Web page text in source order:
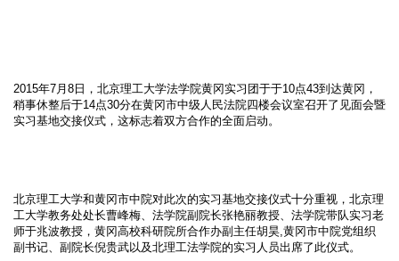
2015年7月8日，北京理工大学法学院黄冈实习团于于10点43到达黄冈，
稍事休整后于14点30分在黄冈市中级人民法院四楼会议室召开了见面会暨
实习基地交接仪式，这标志着双方合作的全面启动。
北京理工大学和黄冈市中院对此次的实习基地交接仪式十分重视，北京理
工大学教务处处长曹峰梅、法学院副院长张艳丽教授、法学院带队实习老
师于兆波教授，黄冈高校科研院所合作办副主任胡昊,黄冈市中院党组织
副书记、副院长倪贵武以及北理工法学院的实习人员出席了此仪式。